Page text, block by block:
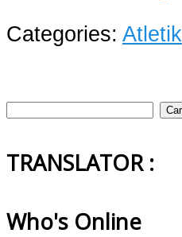
Categories: Atletik
Cari
TRANSLATOR :
Who's Online